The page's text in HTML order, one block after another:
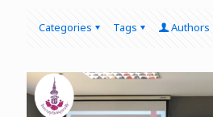
Categories Tags Authors